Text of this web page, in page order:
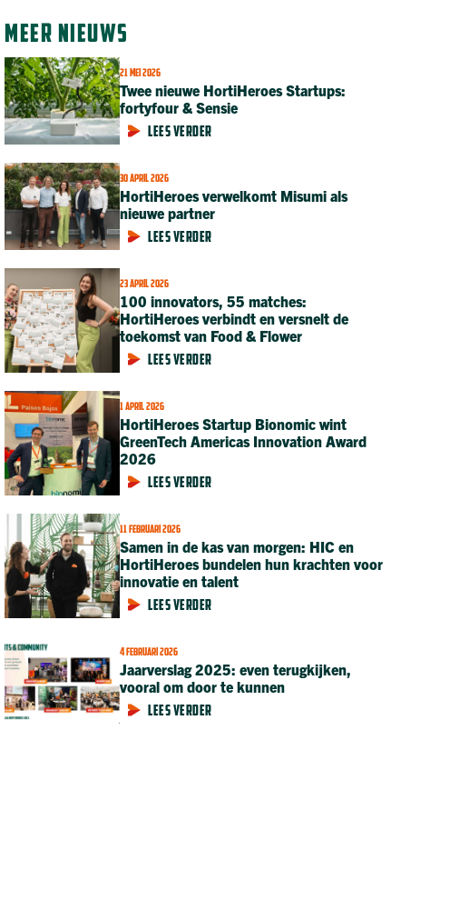
MEER NIEUWS
21 MEI 2026
Twee nieuwe HortiHeroes Startups:
fortyfour & Sensie
LEES VERDER
30 APRIL 2026
HortiHeroes verwelkomt Misumi als
nieuwe partner
LEES VERDER
23 APRIL 2026
100 innovators, 55 matches:
HortiHeroes verbindt en versnelt de
toekomst van Food & Flower
LEES VERDER
1 APRIL 2026
HortiHeroes Startup Bionomic wint
GreenTech Americas Innovation Award
2026
LEES VERDER
11 FEBRUARI 2026
Samen in de kas van morgen: HIC en
HortiHeroes bundelen hun krachten voor
innovatie en talent
LEES VERDER
4 FEBRUARI 2026
Jaarverslag 2025: even terugkijken,
vooral om door te kunnen
LEES VERDER